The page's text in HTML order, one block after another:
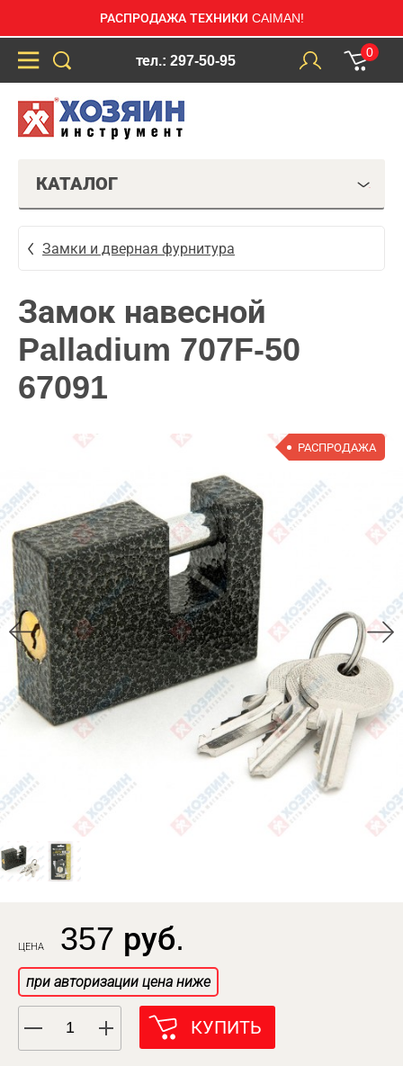
РАСПРОДАЖА ТЕХНИКИ CAIMAN!
тел.: 297-50-95
0
КАТАЛОГ
Замки и дверная фурнитура
Замок навесной
Palladium 707F-50
67091
РАСПРОДАЖА
ЦЕНА 357 руб.
при авторизации цена ниже
КУПИТЬ